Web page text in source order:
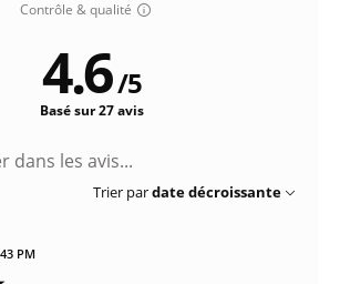
Contrôle & qualité
4.6/5
Basé sur 27 avis
Trier pardate décroissante
PM